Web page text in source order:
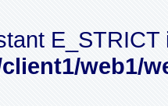
web1/